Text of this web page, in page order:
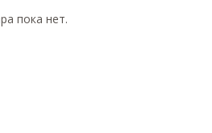
пока нет.